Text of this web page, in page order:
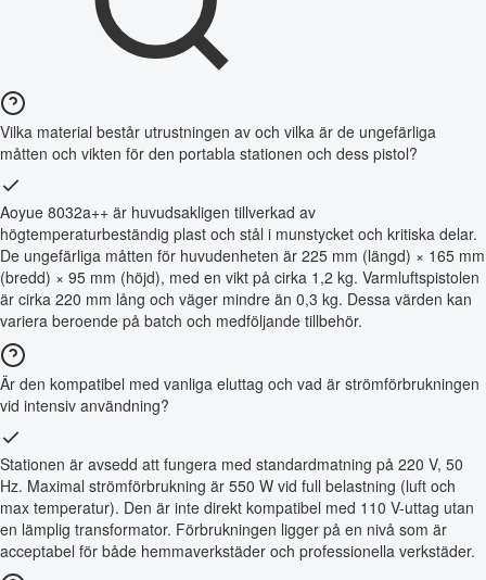
Vilka material består utrustningen av och vilka är de ungefärliga
måtten och vikten för den portabla stationen och dess pistol?
Aoyue 8032a++ är huvudsakligen tillverkad av
högtemperaturbeständig plast och stål i munstycket och kritiska delar.
De ungefärliga måtten för huvudenheten är 225 mm (längd) × 165 mm
(bredd) × 95 mm (höjd), med en vikt på cirka 1,2 kg. Varmluftspistolen
är cirka 220 mm lång och väger mindre än 0,3 kg. Dessa värden kan
variera beroende på batch och medföljande tillbehör.
Är den kompatibel med vanliga eluttag och vad är strömförbrukningen
vid intensiv användning?
Stationen är avsedd att fungera med standardmatning på 220 V, 50
Hz. Maximal strömförbrukning är 550 W vid full belastning (luft och
max temperatur). Den är inte direkt kompatibel med 110 V-uttag utan
en lämplig transformator. Förbrukningen ligger på en nivå som är
acceptabel för både hemmaverkstäder och professionella verkstäder.